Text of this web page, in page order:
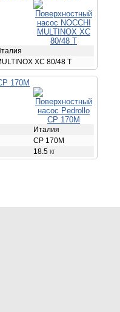
XC 80/48 T
170M
Италия
CP 170M
18.5 кг